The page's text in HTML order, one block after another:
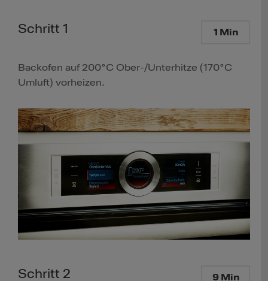
Schritt 1 1 Min
Backofen auf 200°C Ober-/Unterhitze (170°C
Umluft) vorheizen.
Schritt 2 9 Min